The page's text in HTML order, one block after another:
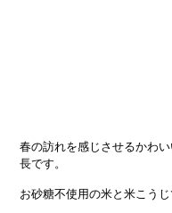
春の訪れを感じさせるかわ
長です。
お砂糖不使用の米と米こう